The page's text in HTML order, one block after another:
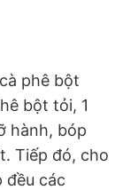
phê bột
bột tỏi, 1
hành, bóp
Tiếp đó, cho
đều các